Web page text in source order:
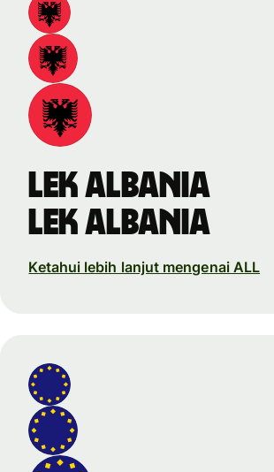
lek Albania
lek Albania
Ketahui lebih lanjut mengenai ALL